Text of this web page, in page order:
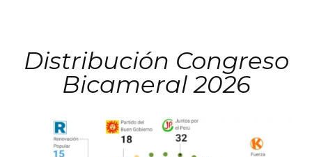
Distribución Congreso
Bicameral 2026